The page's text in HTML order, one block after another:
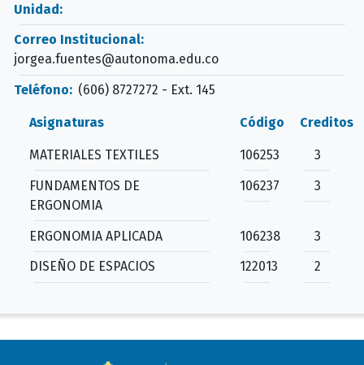
Unidad:
Correo Institucional:
jorgea.fuentes@autonoma.edu.co
Teléfono: (606) 8727272 - Ext. 145
Asignaturas Código Creditos
MATERIALES TEXTILES 106253
3
FUNDAMENTOS DE
ERGONOMIA
106237 3
ERGONOMIA APLICADA 106238
3
DISEÑO DE ESPACIOS
122013 2